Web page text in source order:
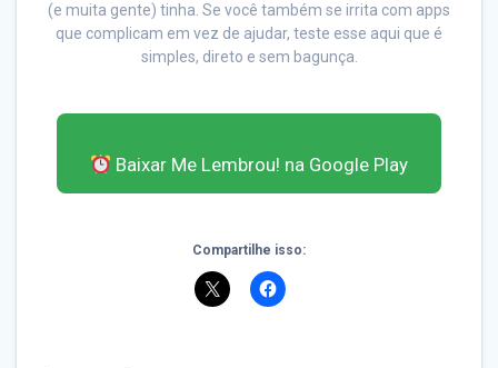
(e muita gente) tinha. Se você também se irrita com apps
que complicam em vez de ajudar, teste esse aqui que é
simples, direto e sem bagunça.
Baixar Me Lembrou! na Google Play
Compartilhe isso: